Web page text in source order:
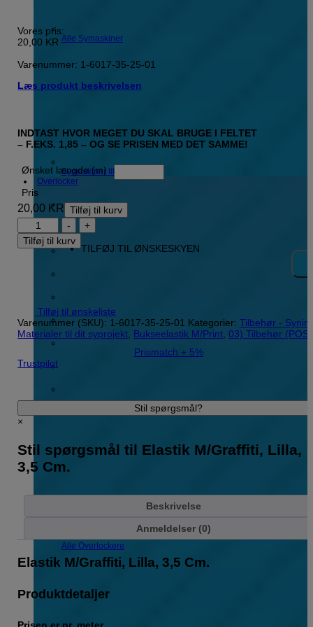
Alle Symaskiner
Symaskiner til børn
Overlocker
Alle Overlockere
Vores pris:
20,00 KR
Varenummer: 1-6017-35-25-01
Læs produkt beskrivelsen
INDTAST HVOR MEGET DU SKAL BRUGE I FELTET
– F.EKS. 1,85 – OG SE PRISEN MED DET SAMME!
Ønsket længde (m)
Pris
20,00 KR Tilføj til kurv
Elastik
M/Graffiti,
Lilla,
Tilføj til kurv
TILFØJ TIL ØNSKESKYEN
Tilføj til ønskeliste
Varenummer (SKU): 1-6017-35-25-01 Kategorier:Tilbehør -
Materialer til dit syprojekt Bukseelastik M/Print ,03) Tilbehør (POS)
Prismatch + 5%
Trustpilot
Stil spørgsmål?
×
Stil spørgsmål til Elastik M/Graffiti, Lilla,
3,5 Cm.
Beskrivelse
Anmeldelser (0)
Elastik M/Graffiti, Lilla, 3,5 Cm.
Produktdetaljer
Prisen er pr. meter.